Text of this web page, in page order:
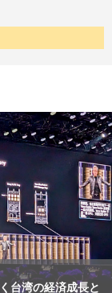
台湾の経済成長と